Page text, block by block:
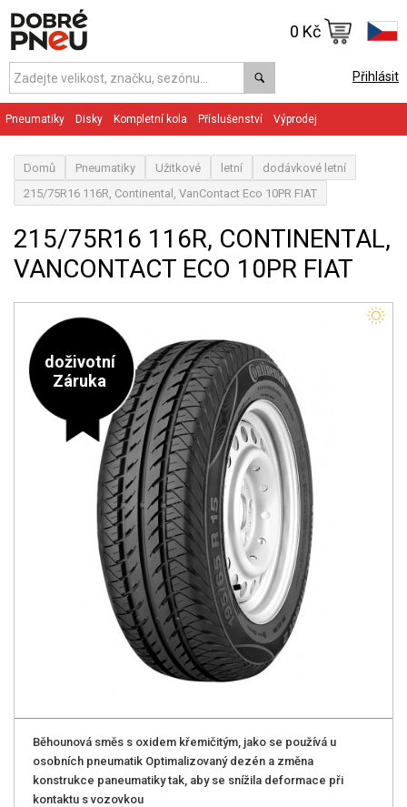
Přihlásit
0 Kč
Pneumatiky Disky Kompletní kola Příslušenství Výprodej
Domů Pneumatiky Užitkové letní
dodávkové letní
215/75R16 116R, Continental, VanContact Eco 10PR FIAT
215/75R16 116R, CONTINENTAL,
VANCONTACT ECO 10PR FIAT
doživotní
Záruka
Běhounová směs s oxidem křemičitým, jako se používá u
osobních pneumatik Optimalizovaný dezén a změna
konstrukce paneumatiky tak, aby se snížila deformace při
kontaktu s vozovkou